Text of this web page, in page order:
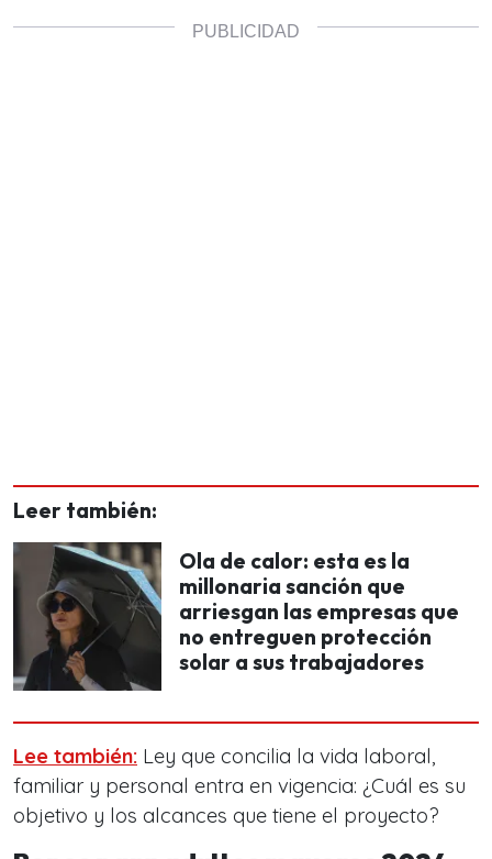
Leer también:
Ola de calor: esta es la
millonaria sanción que
arriesgan las empresas que
no entreguen protección
solar a sus trabajadores
Lee también: Ley que concilia la vida laboral,
familiar y personal entra en vigencia: ¿Cuál es su
objetivo y los alcances que tiene el proyecto?